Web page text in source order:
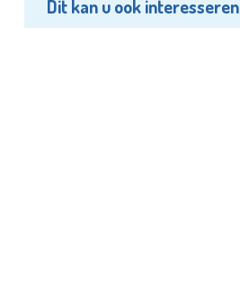
Dit kan u ook interesseren